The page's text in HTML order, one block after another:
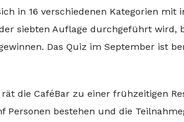
in 16 verschiedenen Kategorien mit
siebten Auflage durchgeführt wird,
Das Quiz im September ist
die CaféBar zu einer frühzeitigen
bestehen und die